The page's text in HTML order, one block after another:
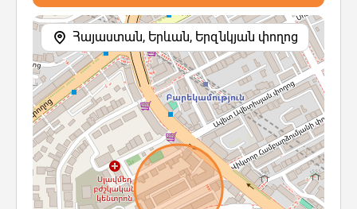
Հայաստան, Երևան, Երզնկյան փողոց